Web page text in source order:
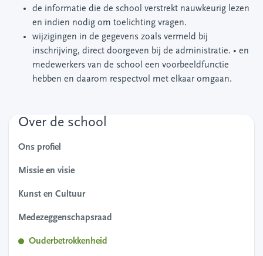
de informatie die de school verstrekt nauwkeurig lezen
en indien nodig om toelichting vragen.
wijzigingen in de gegevens zoals vermeld bij
inschrijving, direct doorgeven bij de administratie. • en
medewerkers van de school een voorbeeldfunctie
hebben en daarom respectvol met elkaar omgaan.
Over de school
Ons profiel
Missie en visie
Kunst en Cultuur
Medezeggenschapsraad
Ouderbetrokkenheid